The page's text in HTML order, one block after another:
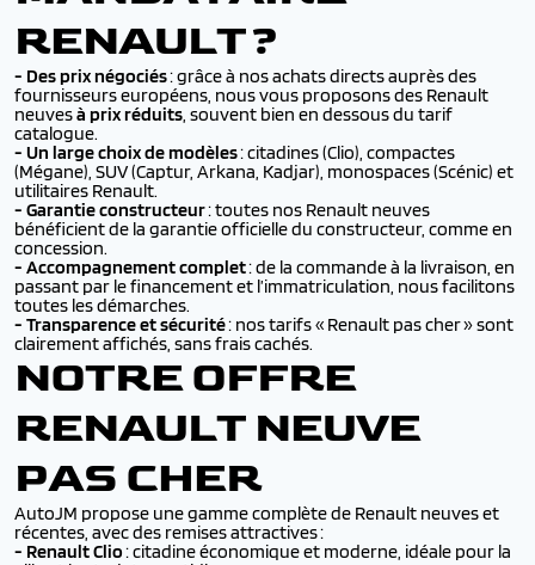
RENAULT ?
- Des prix négociés: grâce à nos achats directs auprès des
fournisseurs européens, nous vous proposons des Renault
neuvesà prix réduits, souvent bien en dessous du tarif
catalogue.
- Un large choix de modèles: citadines (Clio), compactes
(Mégane), SUV (Captur, Arkana, Kadjar), monospaces (Scénic) et
utilitaires Renault.
- Garantie constructeur: toutes nos Renault neuves
bénéficient de la garantie officielle du constructeur, comme en
concession.
- Accompagnement complet: de la commande à la livraison, en
passant par le financement et l’immatriculation, nous facilitons
toutes les démarches.
- Transparence et sécurité: nos tarifs « Renault pas cher » sont
clairement affichés, sans frais cachés.
NOTRE OFFRE
RENAULT NEUVE
PAS CHER
AutoJM propose une gamme complète de Renault neuves et
récentes, avec des remises attractives :
- Renault Clio: citadine économique et moderne, idéale pour la